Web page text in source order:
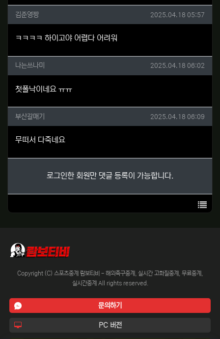
김준영짱님의 댓글
김준영짱 작성일
2025.04.18 05:57
ㅋㅋㅋㅋ 하이고야 어렵다 어려워
나는쓰나미님의 댓글
나는쓰나미 작성일
2025.04.18 06:02
첫폴낙이네요 ㅠㅠ
부산갈매기님의 댓글
부산갈매기 작성일
2025.04.18 06:09
무떠서 다죽네요
로그인한 회원만 댓글 등록이 가능합니다.
목록
Copyright (C) 스포츠중계 람보티비 - 해외축구중계, 실시간 고화질중계, 무료중계,
실시간중계 All rights reserved.
문의하기
PC 버전